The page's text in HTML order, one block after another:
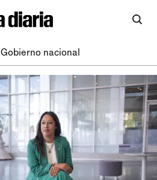
Gobierno nacional